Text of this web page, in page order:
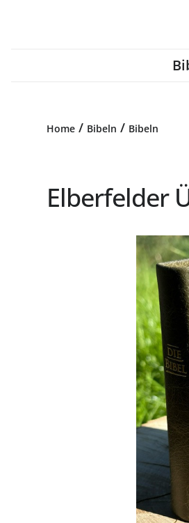
Home / Bibeln / Bibeln
Elberfelder